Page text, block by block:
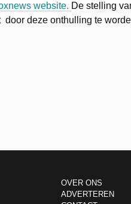
website. De stelling
deze onthulling te
OVER ONS
ADVERTEREN